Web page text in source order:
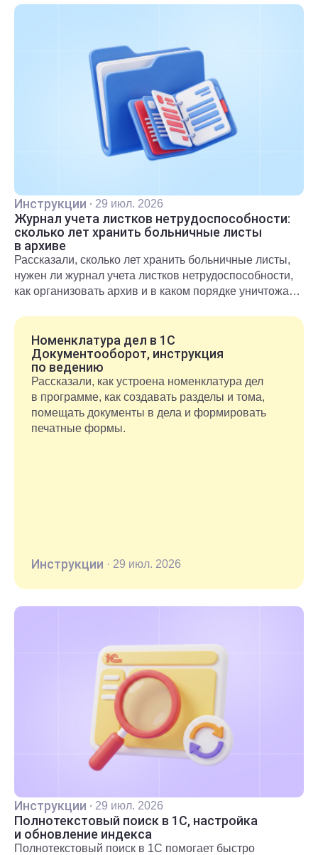
Инструкции · 29 июл. 2026
Журнал учета листков нетрудоспособности:
сколько лет хранить больничные листы
в архиве
Рассказали, сколько лет хранить больничные листы,
нужен ли журнал учета листков нетрудоспособности,
как организовать архив и в каком порядке уничтожать
Номенклатура дел в 1С
Документооборот, инструкция
по ведению
Рассказали, как устроена номенклатура дел
в программе, как создавать разделы и тома,
помещать документы в дела и формировать
печатные формы.
Инструкции · 29 июл. 2026
Инструкции · 29 июл. 2026
Полнотекстовый поиск в 1С, настройка
и обновление индекса
Полнотекстовый поиск в 1С помогает быстро